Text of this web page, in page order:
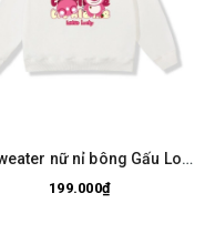
Áo Sweater nữ nỉ bông Gấu Losto lucky 1109 HY KOREA
199.000₫